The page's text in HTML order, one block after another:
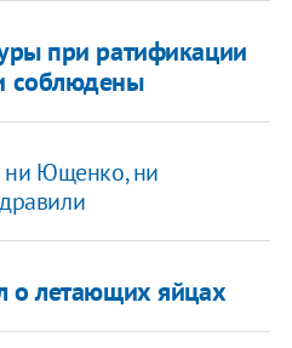
при ратификации
соблюдены
ни Ющенко, ни
о летающих яйцах